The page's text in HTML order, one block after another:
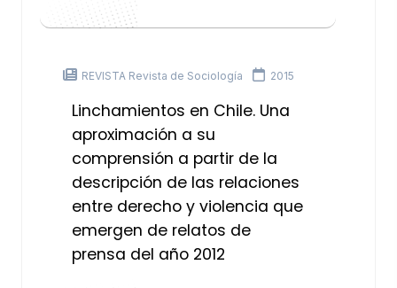
REVISTA Revista de Sociología 2015
Linchamientos en Chile. Una
aproximación a su
comprensión a partir de la
descripción de las relaciones
entre derecho y violencia que
emergen de relatos de
prensa del año 2012